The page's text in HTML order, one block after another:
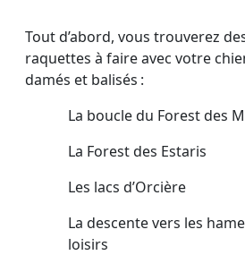
Tout d’abord, vous trouverez
raquettes à faire avec votre
damés et balisés :
La boucle du Forest des
La Forest des Estaris
Les lacs d’Orcière
La descente vers les
loisirs